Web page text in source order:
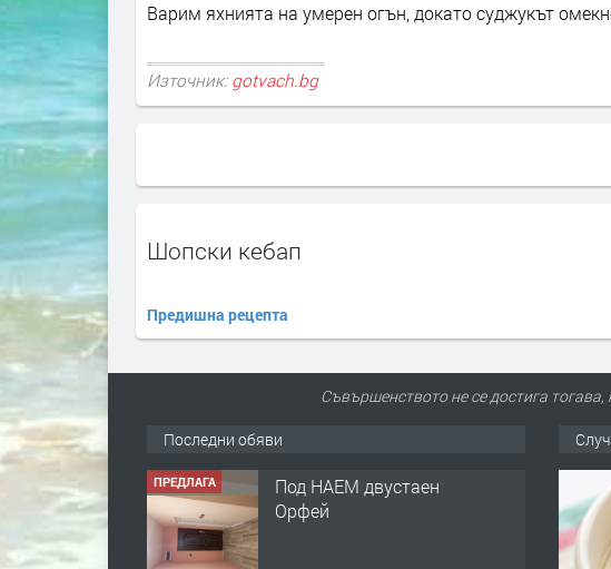
Варим яхнията на умерен огън, докато суджукът
Източник: gotvach.bg
Шопски кебап
Предишна рецепта
Съвършенството не се достига
Последни обяви
ПРЕДЛАГА
Под НАЕМ двустаен
Орфей